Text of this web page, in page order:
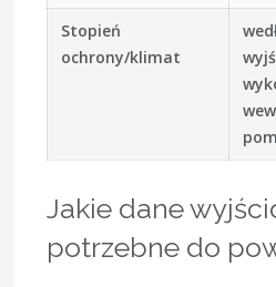
Stopień
ochrony/klimat
Jakie dane
potrzebne do